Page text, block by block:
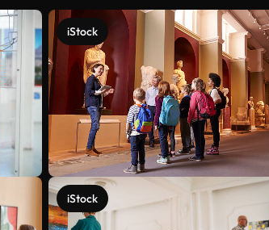
iStock
iStock